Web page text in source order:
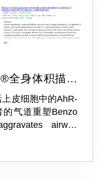
全身体积描记
皮细胞中的AhR-
气道重塑Benzo
airway